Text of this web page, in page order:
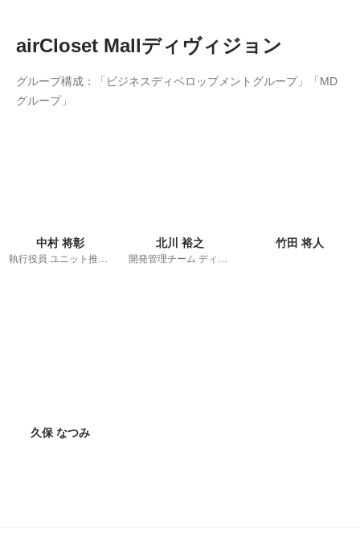
airCloset Mallディヴィジョン
グループ構成：「ビジネスディベロップメントグループ」「MD
グループ」
中村 将彰 北川 裕之 竹田 将人
久保 なつみ